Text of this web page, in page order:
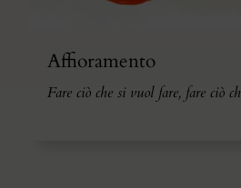
Affioramento
Fare ciò che si vuol fare, fare ciò